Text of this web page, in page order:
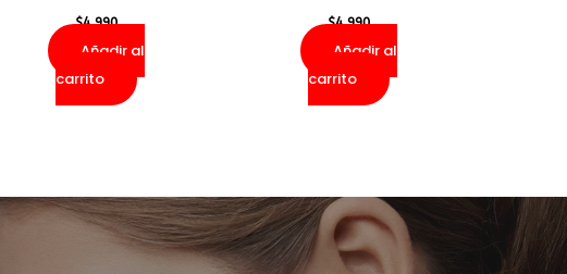
$4.990
Añadir al
carrito
$4.990
Añadir al
carrito